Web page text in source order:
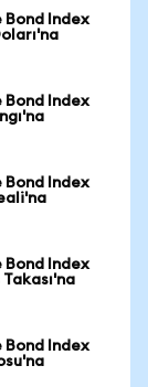
Bond Index
Bond Index
Bond Index
Bond Index
Bond Index